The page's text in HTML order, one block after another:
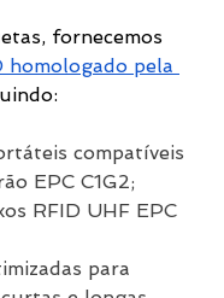
fornecemos
homologado pela
compatíveis
EPC C1G2;
RFID UHF EPC
para